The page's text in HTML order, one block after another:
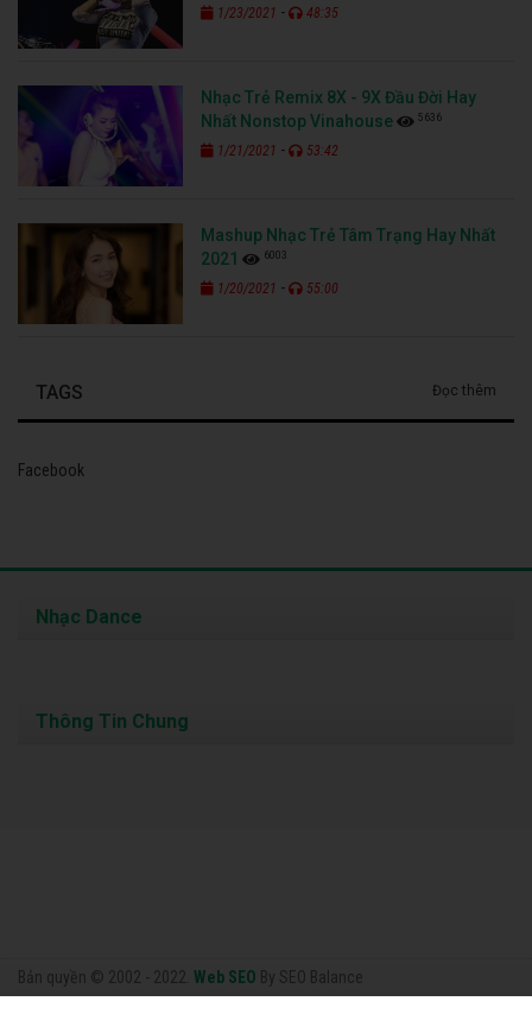
1/23/2021 - 48:35
Nhạc Trẻ Remix 8X - 9X Đầu Đời Hay
Nhất Nonstop Vinahouse
5636
1/21/2021 - 53:42
Mashup Nhạc Trẻ Tâm Trạng Hay Nhất
2021
6003
1/20/2021 - 55:00
TAGS Đọc thêm
Facebook
Bản quyền © 2002 - 2022. Web SEO By SEO Balance
Nhạc Dance
Thông Tin Chung